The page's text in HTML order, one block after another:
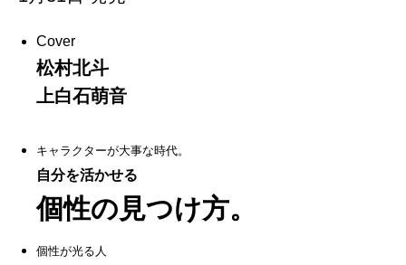
Cover
松村北斗
上白石萌音
キャラクターが大事な時代。
自分を活かせる
個性の見つけ方。
個性が光る人